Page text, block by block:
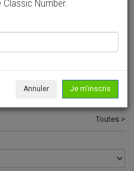
annonce
Tous >
Toutes >
Classic Number.
Annuler Je m'inscris